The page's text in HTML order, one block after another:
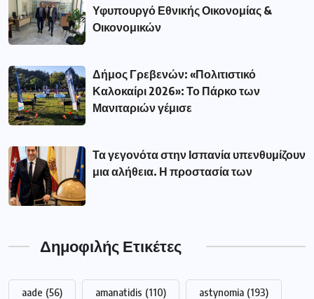
Υφυπουργό Εθνικής Οικονομίας &
Οικονομικών
Δήμος Γρεβενών: «Πολιτιστικό
Καλοκαίρι 2026»: Το Πάρκο των
Μανιταριών γέμισε
Τα γεγονότα στην Ισπανία υπενθυμίζουν
μια αλήθεια. Η προστασία των
Δημοφιλής Ετικέτες
aade (56) amanatidis (110) astynomia (193)